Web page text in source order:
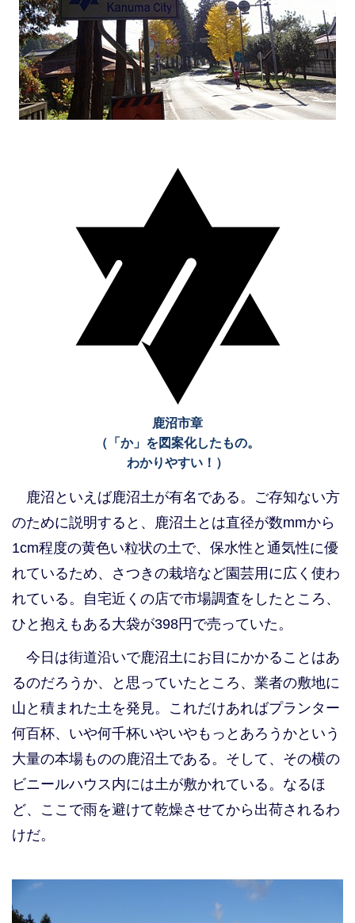
鹿沼市章
（「か」を図案化したもの。
わかりやすい！）
鹿沼といえば鹿沼土が有名である。ご存知ない方
のために説明すると、鹿沼土とは直径が数mmから
1cm程度の黄色い粒状の土で、保水性と通気性に優
れているため、さつきの栽培など園芸用に広く使わ
れている。自宅近くの店で市場調査をしたところ、
ひと抱えもある大袋が398円で売っていた。
今日は街道沿いで鹿沼土にお目にかかることはあ
るのだろうか、と思っていたところ、業者の敷地に
山と積まれた土を発見。これだけあればプランター
何百杯、いや何千杯いやいやもっとあろうかという
大量の本場ものの鹿沼土である。そして、その横の
ビニールハウス内には土が敷かれている。なるほ
ど、ここで雨を避けて乾燥させてから出荷されるわ
けだ。